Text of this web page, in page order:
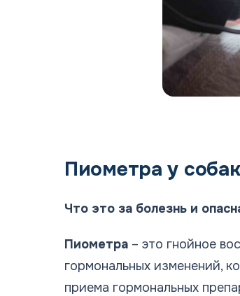
Пиометра у собак
Что это за болезнь и
Пиометра – это гнойное
гормональных изменений,
приема гормональных